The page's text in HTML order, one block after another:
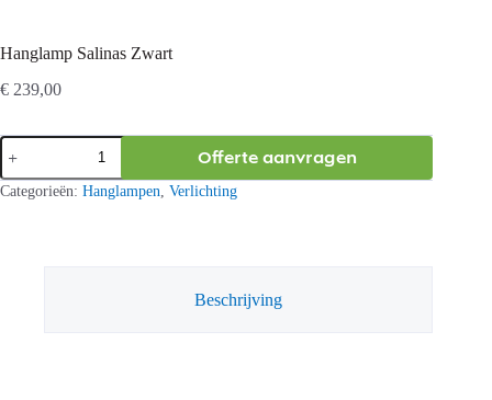
Hanglamp Salinas Zwart
€ 239,00
Hanglamp
Salinas
Zwart
aantal
Offerte aanvragen
Categorieën: Hanglampen Verlichting
Beschrijving